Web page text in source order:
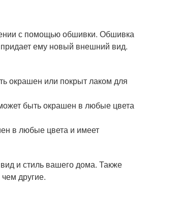
с помощью обшивки. Обшивка
ему новый внешний вид.
окрашен или покрыт лаком для
быть окрашен в любые цвета
в любые цвета и имеет
и стиль вашего дома. Также
другие.